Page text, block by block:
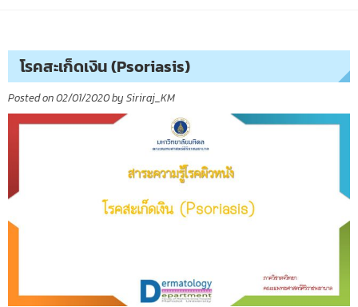
โรคสะเก็ดเงิน (Psoriasis)
Posted on02/01/2020by Siriraj_KM